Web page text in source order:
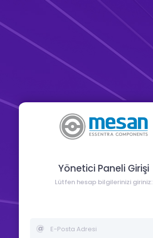
Yönetici Paneli Girişi
Lütfen hesap bilgilerinizi giriniz: